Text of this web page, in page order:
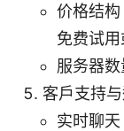
价格结
免费试用
服务器
客户支持
实时聊